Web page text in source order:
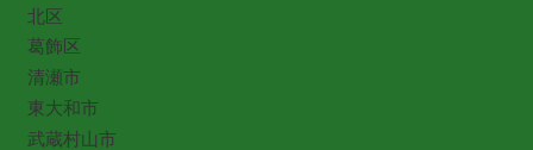
北区
葛飾区
清瀬市
東大和市
武蔵村山市